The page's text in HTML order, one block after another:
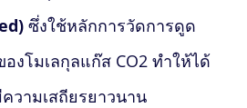
ซึ่งใช้หลักการวัดการดูด
งโมเลกุลแก๊ส CO2 ทำให้ได้
วามเสถียรยาวนาน